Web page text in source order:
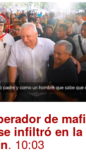
de
infiltró en la
. 10:03